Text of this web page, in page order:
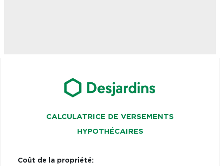
CALCULATRICE DE VERSEMENTS
HYPOTHÉCAIRES
Coût de la propriété: